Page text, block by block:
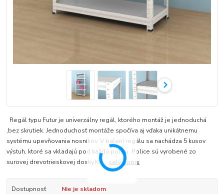
Regál typu Futur je univerzálny regál, ktorého montáž je jednoduchá
,bez skrutiek. Jednoduchosť montáže spočíva aj vďaka unikátnemu
systému upevňovania nosníkov. V balení regálu sa nachádza 5 kusov
výstuh, ktoré sa vkladajú pod každú policu. Police sú vyrobené zo
surovej drevotrieskovej dosky.Ko... celý popis
Dostupnosť Nie je skladom